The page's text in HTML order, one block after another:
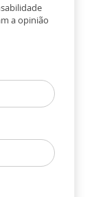
a opinião